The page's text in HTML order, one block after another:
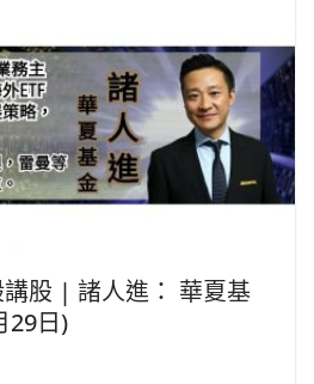
股 | 諸人進： 華夏基
29日)